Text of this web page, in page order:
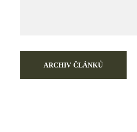
ARCHIV ČLÁNKŮ